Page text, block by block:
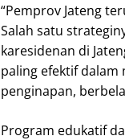
“Pemprov Jateng
Salah satu
karesidenan di
paling efektif dalam
penginapan,
Program edukatif